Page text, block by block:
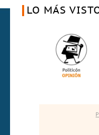
LO MÁS